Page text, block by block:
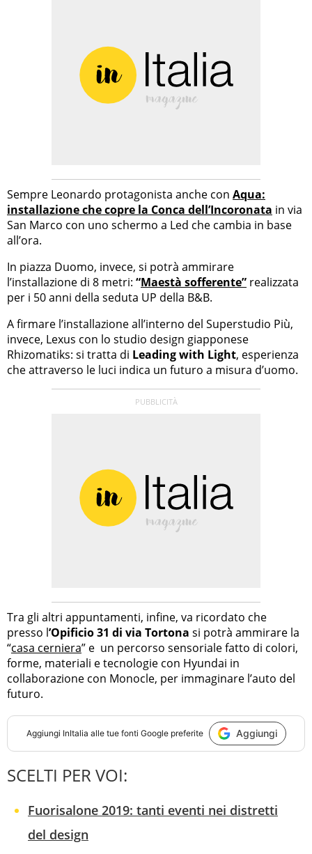
Sempre Leonardo protagonista anche con Aqua:
installazione che copre la Conca dell’Incoronata in via
San Marco con uno schermo a Led che cambia in base
all’ora.
In piazza Duomo, invece, si potrà ammirare
l’installazione di 8 metri: “Maestà sofferente” realizzata
per i 50 anni della seduta UP della B&B.
A firmare l’installazione all’interno del Superstudio Più,
invece, Lexus con lo studio design giapponese
Rhizomatiks: si tratta di Leading with Light, esperienza
che attraverso le luci indica un futuro a misura d’uomo.
Tra gli altri appuntamenti, infine, va ricordato che
presso l’Opificio 31 di via Tortona si potrà ammirare la
“casa cerniera” e un percorso sensoriale fatto di colori,
forme, materiali e tecnologie con Hyundai in
collaborazione con Monocle, per immaginare l’auto del
futuro.
Aggiungi InItalia alle tue fonti Google preferite Aggiungi
SCELTI PER VOI:
Fuorisalone 2019: tanti eventi nei distretti
del design